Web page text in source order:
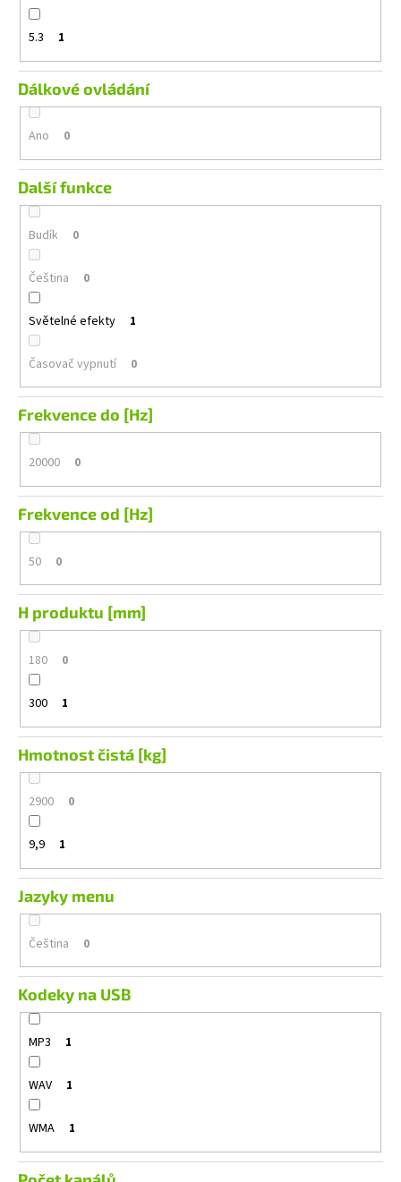
5.3 1
Dálkové ovládání
Ano 0
Další funkce
Budík 0
Čeština 0
Světelné efekty 1
Časovač vypnutí 0
Frekvence do [Hz]
20000 0
Frekvence od [Hz]
50 0
H produktu [mm]
180 0
300 1
Hmotnost čistá [kg]
2900 0
9,9 1
Jazyky menu
Čeština 0
Kodeky na USB
MP3 1
WAV 1
WMA 1